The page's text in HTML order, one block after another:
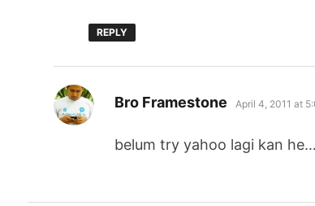
REPLY
Bro Framestone says:
April 4, 2011 at
belum try yahoo lagi kan